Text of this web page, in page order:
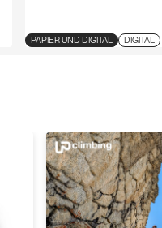
PAPIER UND DIGITAL DIGITAL